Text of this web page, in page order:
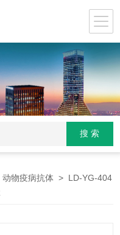
动物疫病抗体 > LD-YG-404